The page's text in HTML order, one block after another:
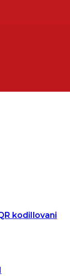
Ilovani